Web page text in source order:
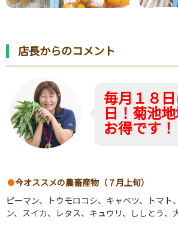
店長からのコメント
毎月１８
日！菊池
お得です！
今オススメの農畜産物（７月上旬）
ピーマン、トウモロコシ、キャベツ、トマト
ン、スイカ、レタス、キュウリ、ししとう、